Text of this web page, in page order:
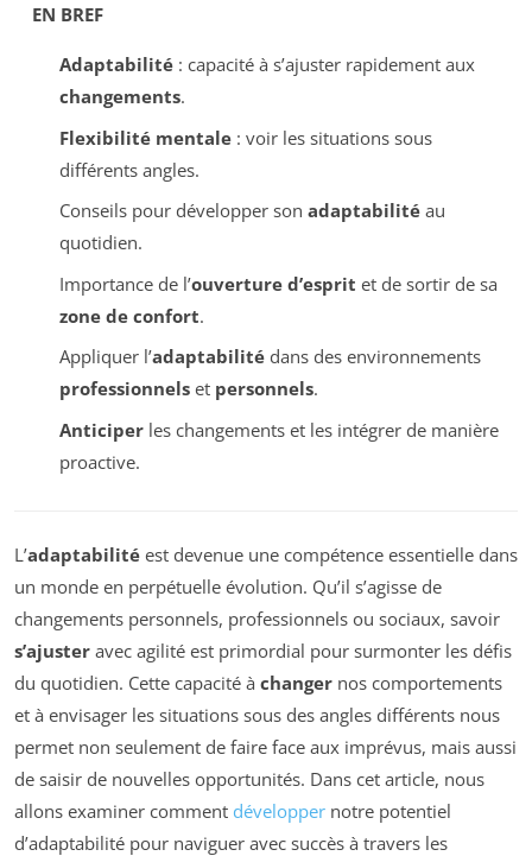
EN BREF
Adaptabilité: capacité à s’ajuster rapidement aux
changements.
Flexibilité mentale: voir les situations sous
différents angles.
Conseils pour développer son adaptabilitéau
quotidien.
Importance de l’ouverture d’esprit et de sortir de sa
zone de confort.
Appliquer l’adaptabilitédans des environnements
professionnelset personnels.
Anticiperles changements et les intégrer de manière
proactive.
L’adaptabilité est devenue une compétence essentielle dans
un monde en perpétuelle évolution. Qu’il s’agisse de
changements personnels, professionnels ou sociaux, savoir
s’ajuster avec agilité est primordial pour surmonter les défis
du quotidien. Cette capacité à changer nos comportements
et à envisager les situations sous des angles différents nous
permet non seulement de faire face aux imprévus, mais aussi
de saisir de nouvelles opportunités. Dans cet article, nous
allons examiner comment développer notre potentiel
d’adaptabilité pour naviguer avec succès à travers les